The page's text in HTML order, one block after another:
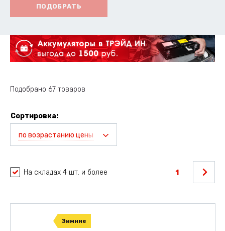
ПОДОБРАТЬ
Подобрано 67 товаров
Сортировка:
по возрастанию цены
На складах 4 шт. и более 1
Зимние